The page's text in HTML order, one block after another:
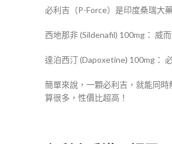
必利吉（P-Force）是印度桑瑞大
西地那非 (Sildenafil) 100mg： 威
達泊西汀 (Dapoxetine) 100mg：
簡單來說，一顆必利吉，就能同
算很多，性價比超高！